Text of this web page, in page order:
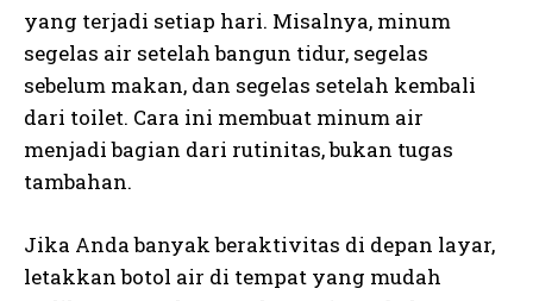
yang terjadi setiap hari. Misalnya, minum
segelas air setelah bangun tidur, segelas
sebelum makan, dan segelas setelah kembali
dari toilet. Cara ini membuat minum air
menjadi bagian dari rutinitas, bukan tugas
tambahan.
Jika Anda banyak beraktivitas di depan layar,
letakkan botol air di tempat yang mudah